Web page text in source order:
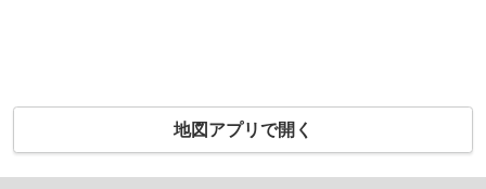
地図アプリで開く